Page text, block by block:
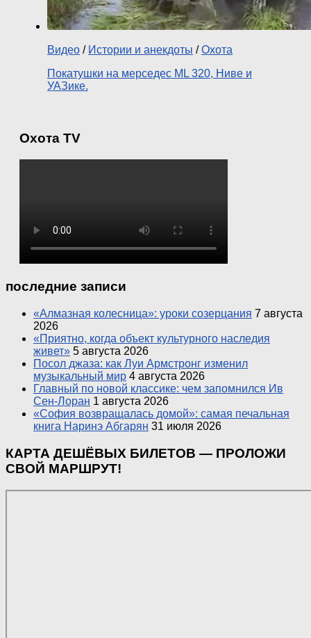
Видео / Истории и анекдоты /Охота
Покатушки на мерседес ML 320, Ниве и
УАЗике.
Охота TV
последние записи
«Алмазная колесница»: уроки созерцания 7 августа
2026
«Приятно, когда объект культурного наследия
живет» 5 августа 2026
Посол джаза: как Луи Армстронг изменил
музыкальный мир 4 августа 2026
Главный по новой классике: чем запомнился Ив
Сен-Лоран 1 августа 2026
«София возвращалась домой»: самая печальная
книга Наринэ Абгарян 31 июля 2026
КАРТА ДЕШЁВЫХ БИЛЕТОВ — ПРОЛОЖИ
СВОЙ МАРШРУТ!